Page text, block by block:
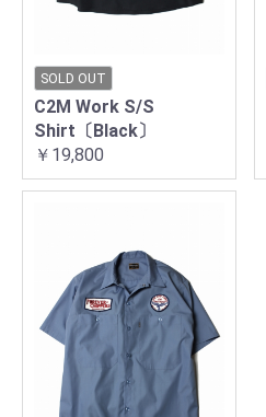
SOLD OUT
C2M Work S/S
Shirt〔Black〕
￥19,800